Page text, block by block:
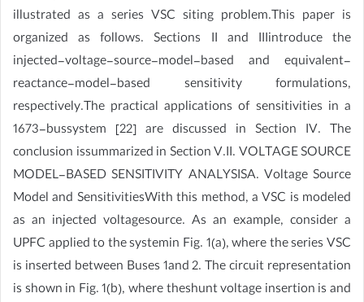
illustrated as a series VSC siting problem.This paper is
organized as follows. Sections II and IIIintroduce the
injected-voltage-source-model-based and equivalent-
reactance-model-based sensitivity formulations,
respectively.The practical applications of sensitivities in a
1673-bussystem [22] are discussed in Section IV. The
conclusion issummarized in Section V.II. VOLTAGE SOURCE
MODEL-BASED SENSITIVITY ANALYSISA. Voltage Source
Model and SensitivitiesWith this method, a VSC is modeled
as an injected voltagesource. As an example, consider a
UPFC applied to the systemin Fig. 1(a), where the series VSC
is inserted between Buses 1and 2. The circuit representation
is shown in Fig. 1(b), where theshunt voltage insertion is and